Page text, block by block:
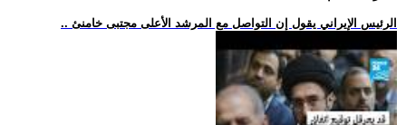
.. الرئيس الإيراني يقول إن التواصل مع المرشد الأعلى مجتبى خامنئ